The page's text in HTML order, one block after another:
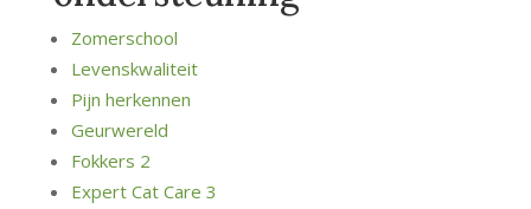
Zomerschool
Levenskwaliteit
Pijn herkennen
Geurwereld
Fokkers 2
Expert Cat Care 3